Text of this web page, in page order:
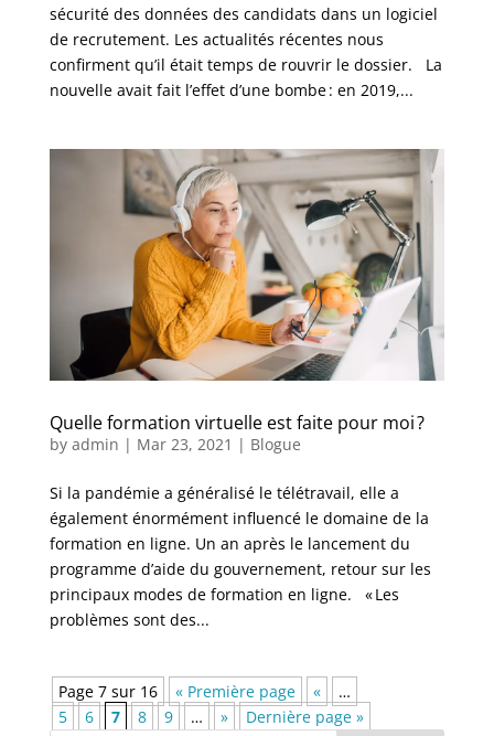
sécurité des données des candidats dans un logiciel
de recrutement. Les actualités récentes nous
confirment qu’il était temps de rouvrir le dossier. La
nouvelle avait fait l’effet d’une bombe : en 2019,...
Quelle formation virtuelle est faite pour moi ?
by admin | Mar 23, 2021 | Blogue
Si la pandémie a généralisé le télétravail, elle a
également énormément influencé le domaine de la
formation en ligne. Un an après le lancement du
programme d’aide du gouvernement, retour sur les
principaux modes de formation en ligne. « Les
problèmes sont des...
Page 7 sur 16 « Première page «
…
5
6 7 8 9 … » Dernière page »